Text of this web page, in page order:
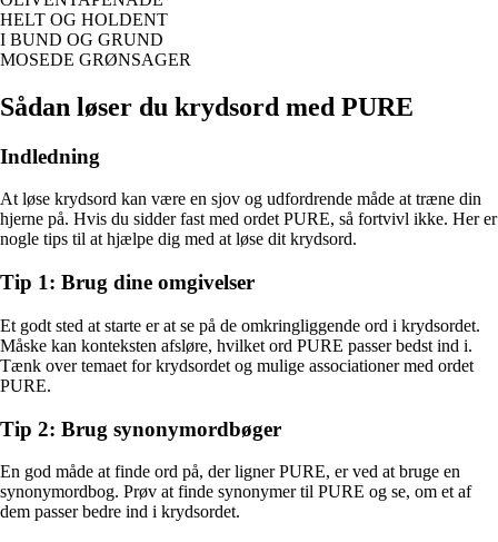
HELT OG HOLDENT
I BUND OG GRUND
MOSEDE GRØNSAGER
Sådan løser du krydsord med PURE
Indledning
At løse krydsord kan være en sjov og udfordrende måde at træne din
hjerne på. Hvis du sidder fast med ordet PURE, så fortvivl ikke. Her er
nogle tips til at hjælpe dig med at løse dit krydsord.
Tip 1: Brug dine omgivelser
Et godt sted at starte er at se på de omkringliggende ord i krydsordet.
Måske kan konteksten afsløre, hvilket ord PURE passer bedst ind i.
Tænk over temaet for krydsordet og mulige associationer med ordet
PURE.
Tip 2: Brug synonymordbøger
En god måde at finde ord på, der ligner PURE, er ved at bruge en
synonymordbog. Prøv at finde synonymer til PURE og se, om et af
dem passer bedre ind i krydsordet.